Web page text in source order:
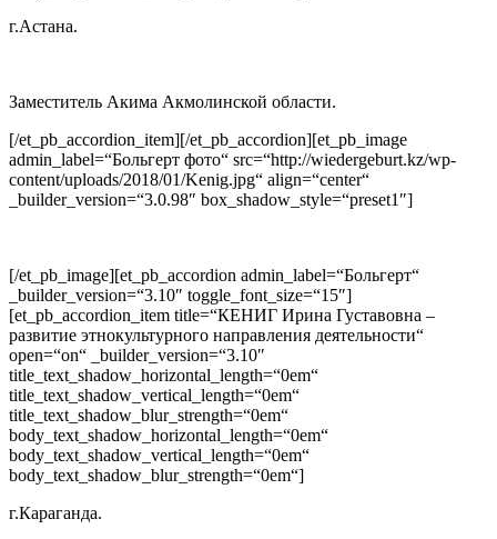
г.Астана.
Заместитель Акима Акмолинской области.
[/et_pb_accordion_item][/et_pb_accordion][et_pb_image
admin_label=“Больгерт фото“ src=“http://wiedergeburt.kz/wp-
content/uploads/2018/01/Kenig.jpg“ align=“center“
_builder_version=“3.0.98″ box_shadow_style=“preset1″]
[/et_pb_image][et_pb_accordion admin_label=“Больгерт“
_builder_version=“3.10″ toggle_font_size=“15″]
[et_pb_accordion_item title=“КЕНИГ Ирина Густавовна –
развитие этнокультурного направления деятельности“
open=“on“ _builder_version=“3.10″
title_text_shadow_horizontal_length=“0em“
title_text_shadow_vertical_length=“0em“
title_text_shadow_blur_strength=“0em“
body_text_shadow_horizontal_length=“0em“
body_text_shadow_vertical_length=“0em“
body_text_shadow_blur_strength=“0em“]
г.Караганда.